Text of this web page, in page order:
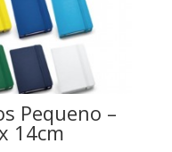
Pequeno –
14cm